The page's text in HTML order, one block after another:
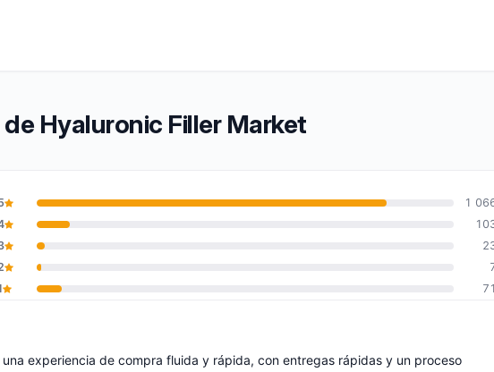
Hyaluronic Filler Market
de 10
1
71
experiencia de compra fluida y rápida, con entregas rápidas y un proceso